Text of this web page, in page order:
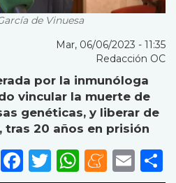
de Vinuesa
Mar, 06/06/2023 - 11:35
Redacción OC
por la inmunóloga
vincular la muerte de
genéticas, y liberar de
tras 20 años en prisión
Facebook
Twitter